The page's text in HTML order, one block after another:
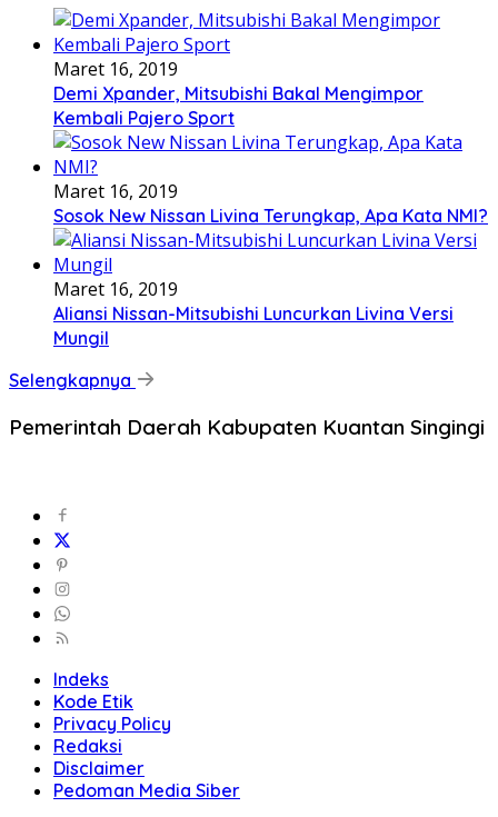
Maret 16, 2019
Demi Xpander, Mitsubishi Bakal Mengimpor
Kembali Pajero Sport
Maret 16, 2019
Sosok New Nissan Livina Terungkap, Apa Kata NMI?
Maret 16, 2019
Aliansi Nissan-Mitsubishi Luncurkan Livina Versi
Mungil
Selengkapnya
Pemerintah Daerah Kabupaten Kuantan Singingi
Indeks
Kode Etik
Privacy Policy
Redaksi
Disclaimer
Pedoman Media Siber